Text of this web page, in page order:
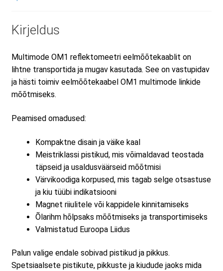
Kirjeldus
Multimode OM1 reflektomeetri eelmõõtekaablit on
lihtne transportida ja mugav kasutada. See on vastupidav
ja hästi toimiv eelmõõtekaabel OM1 multimode linkide
mõõtmiseks.
Peamised omadused:
Kompaktne disain ja väike kaal
Meistriklassi pistikud, mis võimaldavad teostada
täpseid ja usaldusväärseid mõõtmisi
Värvikoodiga korpused, mis tagab selge otsastuse
ja kiu tüübi indikatsiooni
Magnet riiulitele või kappidele kinnitamiseks
Õlarihm hõlpsaks mõõtmiseks ja transportimiseks
Valmistatud Euroopa Liidus
Palun valige endale sobivad pistikud ja pikkus.
Spetsiaalsete pistikute, pikkuste ja kiudude jaoks mida